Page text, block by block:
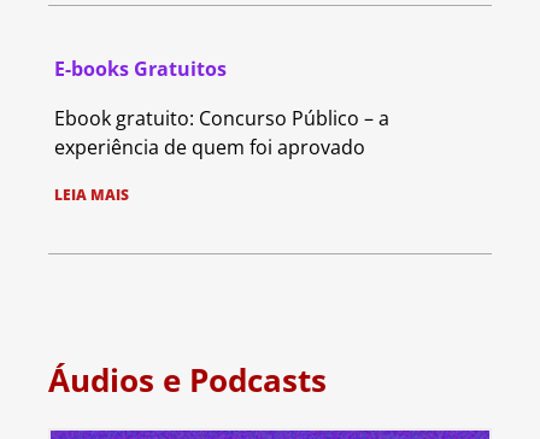
E-books Gratuitos
Ebook gratuito: Concurso Público – a
experiência de quem foi aprovado
LEIA MAIS
Áudios e Podcasts